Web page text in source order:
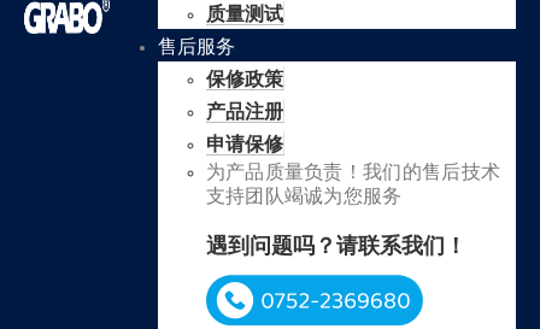
质量测试
售后服务
保修政策
产品注册
申请保修
为产品质量负责！我们的售后技术
支持团队竭诚为您服务
遇到问题吗？请联系我们！